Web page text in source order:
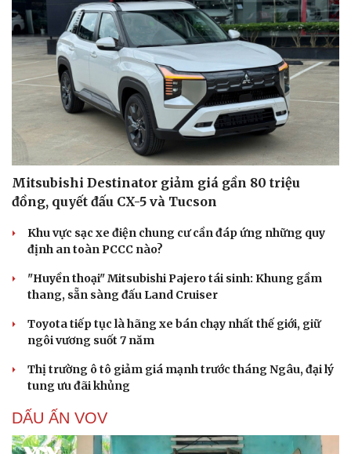
Cải chính
Mitsubishi Destinator giảm giá gần 80 triệu
đồng, quyết đấu CX-5 và Tucson
Khu vực sạc xe điện chung cư cần đáp ứng những quy
định an toàn PCCC nào?
"Huyền thoại" Mitsubishi Pajero tái sinh: Khung gầm
thang, sẵn sàng đấu Land Cruiser
Toyota tiếp tục là hãng xe bán chạy nhất thế giới, giữ
ngôi vương suốt 7 năm
Thị trường ô tô giảm giá mạnh trước tháng Ngâu, đại lý
tung ưu đãi khủng
DẤU ẤN VOV